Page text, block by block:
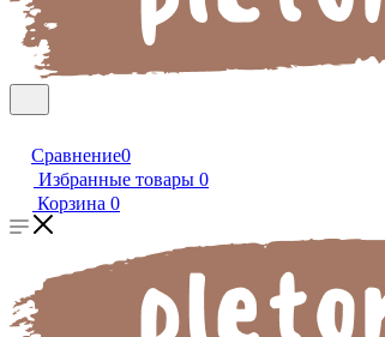
Сравнение0
Избранные товары 0
Корзина 0